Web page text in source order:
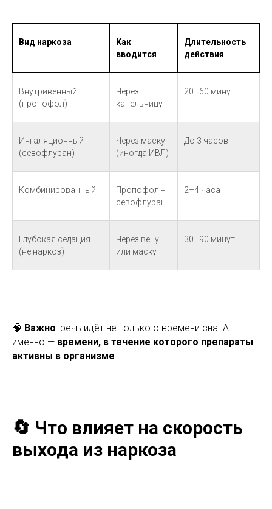
Вид наркоза
Как
вводится
Длительность
действия
Внутривенный
(пропофол)
Через
капельницу
20–60 минут
Ингаляционный
(севофлуран)
Через маску
(иногда ИВЛ)
До 3 часов
Комбинированный
Пропофол +
севофлуран
2–4 часа
Глубокая седация
(не наркоз)
Через вену
или маску
30–90 минут
🧠 Важно: речь идёт не только о времени сна. А
именно — времени, в течение которого препараты
активны в организме.
🔄 Что влияет на скорость
выхода из наркоза